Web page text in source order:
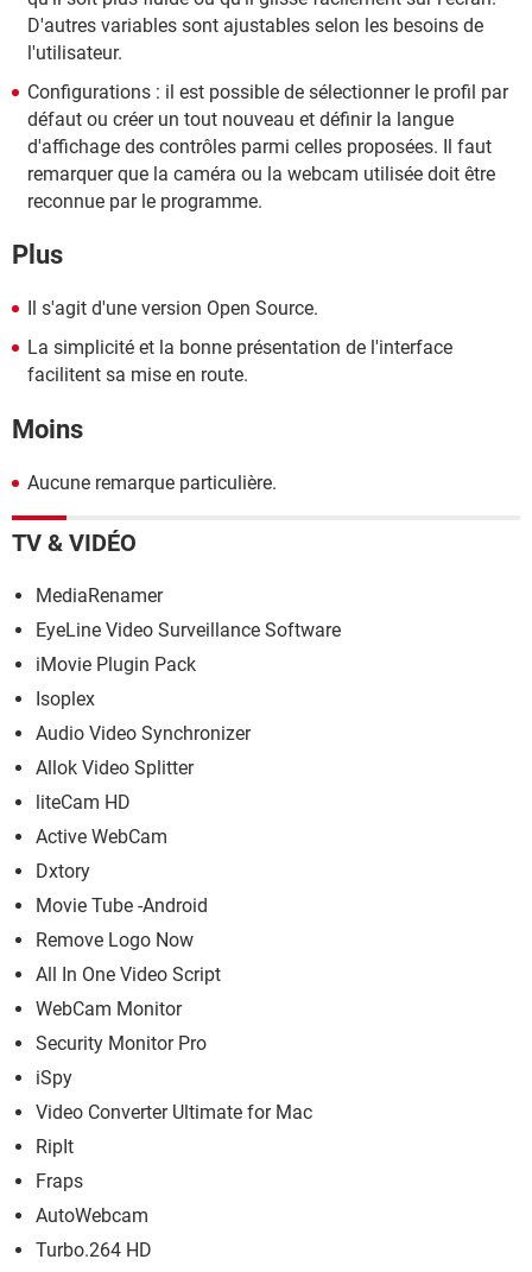
D'autres variables sont ajustables selon les besoins de
l'utilisateur.
Configurations : il est possible de sélectionner le profil par
défaut ou créer un tout nouveau et définir la langue
d'affichage des contrôles parmi celles proposées. Il faut
remarquer que la caméra ou la webcam utilisée doit être
reconnue par le programme.
Plus
Il s'agit d'une version Open Source.
La simplicité et la bonne présentation de l'interface
facilitent sa mise en route.
Moins
Aucune remarque particulière.
TV & VIDÉO
MediaRenamer
EyeLine Video Surveillance Software
iMovie Plugin Pack
Isoplex
Audio Video Synchronizer
Allok Video Splitter
liteCam HD
Active WebCam
Dxtory
Movie Tube -Android
Remove Logo Now
All In One Video Script
WebCam Monitor
Security Monitor Pro
iSpy
Video Converter Ultimate for Mac
RipIt
Fraps
AutoWebcam
Turbo.264 HD